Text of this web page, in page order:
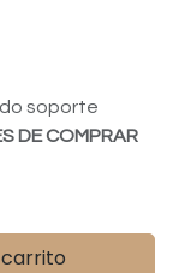
soporte
DE COMPRAR